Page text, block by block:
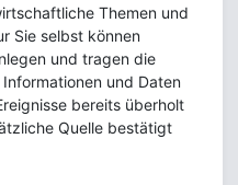
Themen und
Sie selbst können
und tragen die
und Daten
bereits überholt
Quelle bestätigt